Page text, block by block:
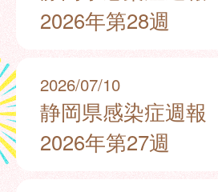
2026年第28週
2026/07/10
静岡県感染症週報
2026年第27週